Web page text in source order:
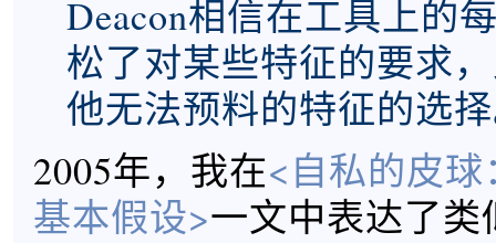
Deacon相信在工具上的
松了对某些特征的要求
他无法预料的特征的选
2005年，我在<自私的皮
基本假设>一文中表达了类